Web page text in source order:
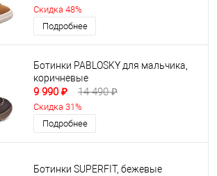
Скидка 48%
Подробнее
Ботинки PABLOSKY для мальчика,
коричневые
9 990 ₽ 14 490 ₽
Скидка 31%
Подробнее
Ботинки SUPERFIT, бежевые